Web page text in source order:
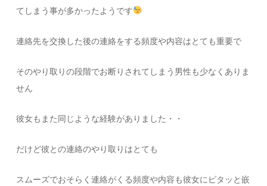
てしまう事が多かったようです
連絡先を交換した後の連絡をする頻度や内容はとても重要で
そのやり取りの段階でお断りされてしまう男性も少なくありま
せん
彼女もまた同じような経験がありました・・
だけど彼との連絡のやり取りはとても
スムーズでおそらく連絡がくる頻度や内容も彼女にピタッと嵌